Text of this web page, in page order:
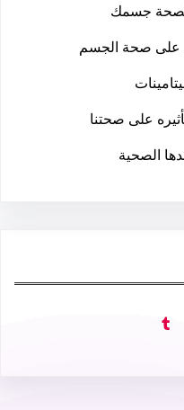
لصحة جسمك
على صحتنا
الصحية
تمبلر